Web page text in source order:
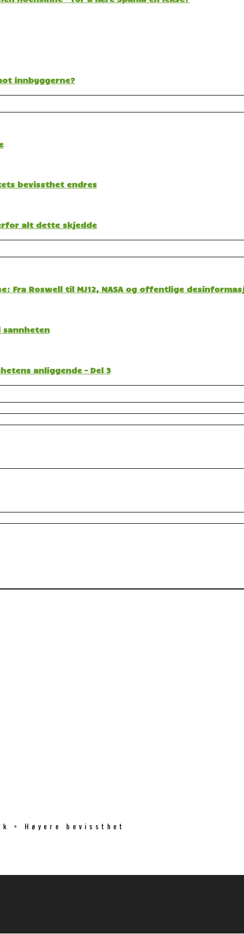
innbyggerne?
bevissthet endres
alt dette skjedde
Fra Roswell til MJ12, NASA og offentlige
sannheten
anliggende – Del 3
= Høyere bevissthet